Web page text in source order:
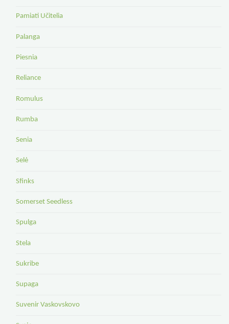
Pamiati Učitelia
Palanga
Piesnia
Reliance
Romulus
Rumba
Senia
Selė
Sfinks
Somerset Seedless
Spulga
Stela
Sukribe
Supaga
Suvenir Vaskovskovo